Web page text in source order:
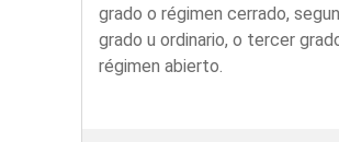
grado o régimen cerrado,
grado u ordinario, o tercer
régimen abierto.